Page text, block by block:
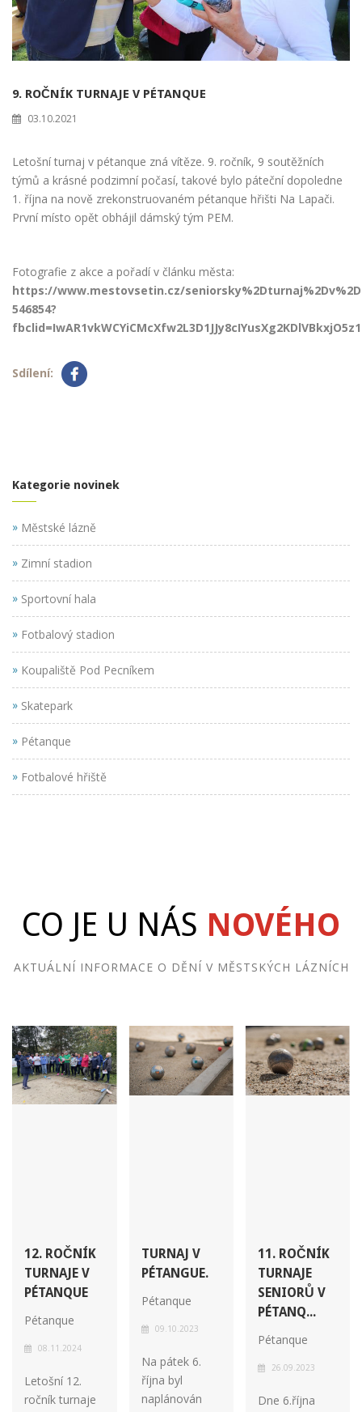
9. ROČNÍK TURNAJE V PÉTANQUE
03.10.2021
Letošní turnaj v pétanque zná vítěze. 9. ročník, 9 soutěžních
týmů a krásné podzimní počasí, takové bylo páteční dopoledne
1. října na nově zrekonstruovaném pétanque hřišti Na Lapači.
První místo opět obhájil dámský tým PEM.
Fotografie z akce a pořadí v článku města:
https://www.mestovsetin.cz/
546854?
Sdílení:
Kategorie novinek
» Městské lázně
» Zimní stadion
» Sportovní hala
» Fotbalový stadion
» Koupaliště Pod Pecníkem
» Skatepark
» Pétanque
» Fotbalové hřiště
CO JE U NÁS NOVÉHO
AKTUÁLNÍ INFORMACE O DĚNÍ V MĚSTSKÝCH LÁZNÍCH
12. ROČNÍK
TURNAJE V
PÉTANQUE
Pétanque
08.11.2024
Letošní 12.
ročník turnaje
TURNAJ V
PÉTANGUE.
Pétanque
09.10.2023
Na pátek 6.
října byl
naplánován
11. ROČNÍK
TURNAJE
SENIORŮ V
PÉTANQ...
Pétanque
26.09.2023
Dne 6.října